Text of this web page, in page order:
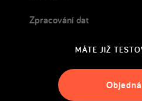
Zpracování dat
MÁTE JIŽ